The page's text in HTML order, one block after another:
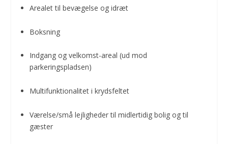
Arealet til bevægelse og idræt
Boksning
Indgang og velkomst-areal (ud mod
parkeringspladsen)
Multifunktionalitet i krydsfeltet
Værelse/små lejligheder til midlertidig bolig og til
gæster